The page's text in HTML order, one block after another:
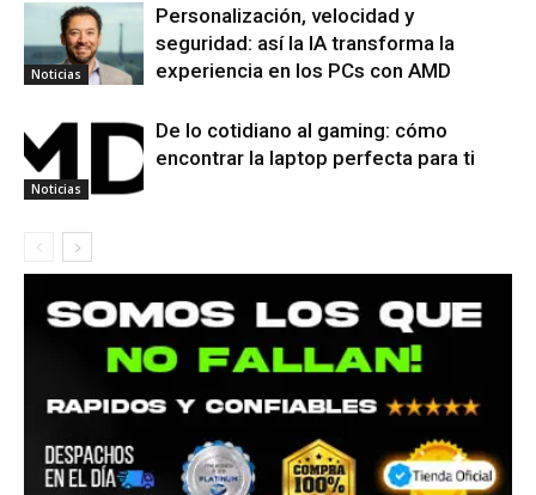
Noticias
Personalización, velocidad y
seguridad: así la IA transforma la
experiencia en los PCs con AMD
Noticias
De lo cotidiano al gaming: cómo
encontrar la laptop perfecta para ti